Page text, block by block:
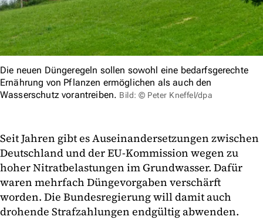
Die neuen Düngeregeln sollen sowohl eine bedarfsgerechte
Ernährung von Pflanzen ermöglichen als auch den
Wasserschutz vorantreiben. Bild: © Peter Kneffel/dpa
Seit Jahren gibt es Auseinandersetzungen zwischen
Deutschland und der EU-Kommission wegen zu
hoher Nitratbelastungen im Grundwasser. Dafür
waren mehrfach Düngevorgaben verschärft
worden. Die Bundesregierung will damit auch
drohende Strafzahlungen endgültig abwenden.